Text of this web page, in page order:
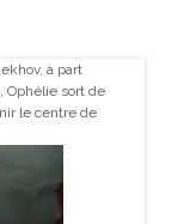
à part
Ophélie sort de
le centre de